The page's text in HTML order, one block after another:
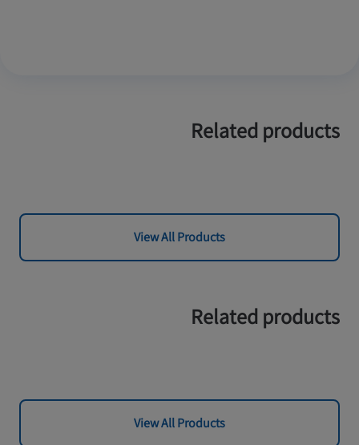
Related products
View All Products
Related products
View All Products